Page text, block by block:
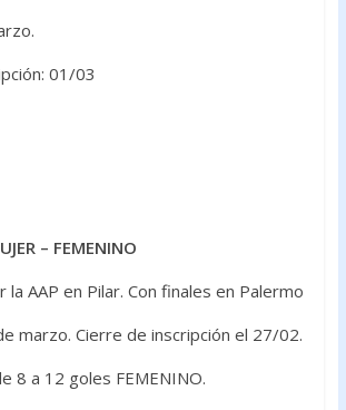
01/03
– FEMENINO
la AAP en Pilar. Con finales en Palermo
marzo. Cierre de inscripción el 27/02.
8 a 12 goles FEMENINO.